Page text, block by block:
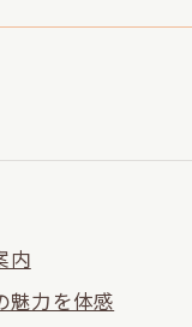
内
魅力を体感